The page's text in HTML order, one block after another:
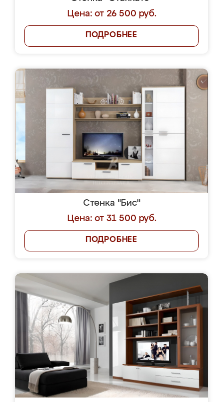
Цена: от 26 500 руб.
ПОДРОБНЕЕ
Стенка "Бис"
Цена: от 31 500 руб.
ПОДРОБНЕЕ